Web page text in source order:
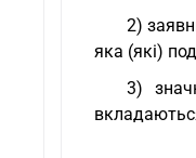
2)
яка (які)
3)